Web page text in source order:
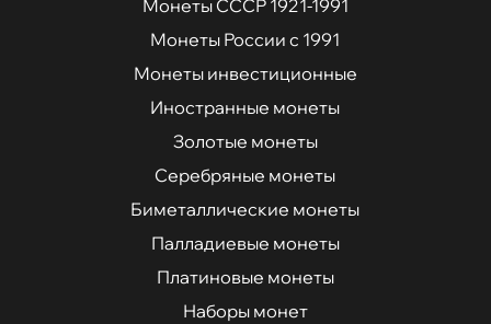
Монеты СССР 1921-1991
Монеты России с 1991
Монеты инвестиционные
Иностранные монеты
Золотые монеты
Серебряные монеты
Биметаллические монеты
Палладиевые монеты
Платиновые монеты
Наборы монет